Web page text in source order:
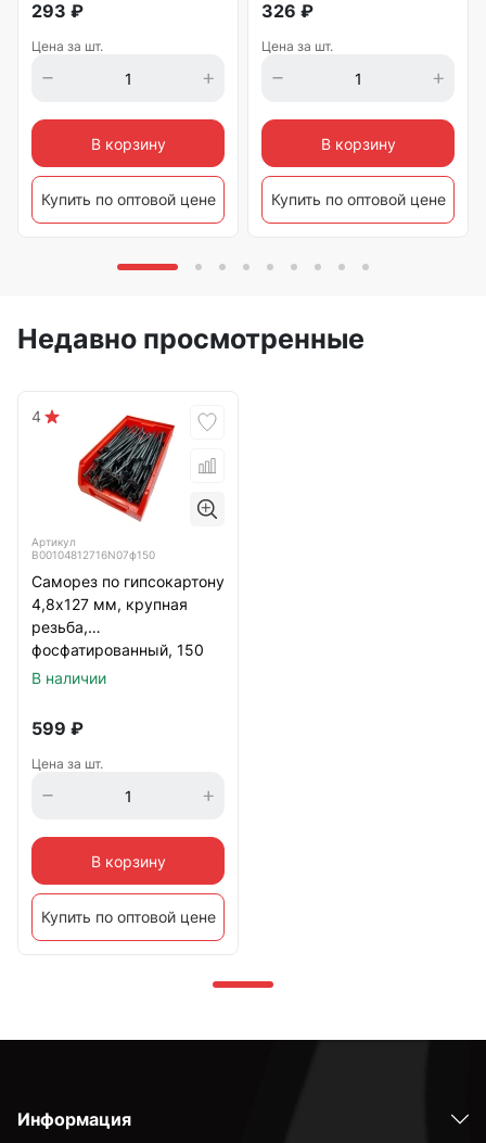
293 ₽
Цена за шт.
В корзину
Купить по оптовой цене
326 ₽
Цена за шт.
В корзину
Купить по оптовой цене
Недавно просмотренные
4
Артикул
B00104812716N07ф150
Саморез по гипсокартону
4,8х127 мм, крупная
резьба,
фосфатированный, 150
шт. в контейнере
В наличии
599 ₽
Цена за шт.
В корзину
Купить по оптовой цене
Информация